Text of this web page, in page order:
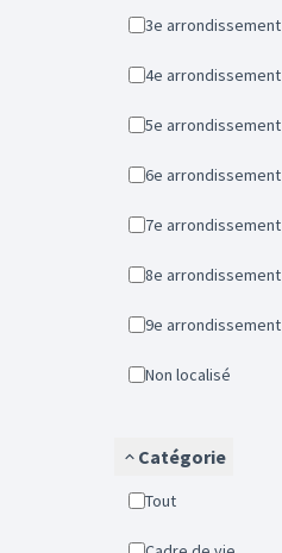
3e arrondissement
4e arrondissement
5e arrondissement
6e arrondissement
7e arrondissement
8e arrondissement
9e arrondissement
Non localisé
Catégorie
Tout